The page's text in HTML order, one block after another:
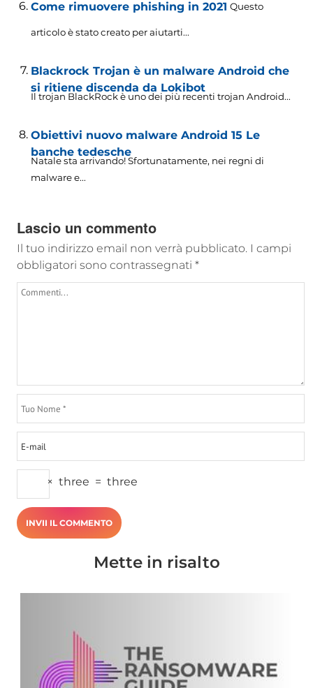
Come rimuovere phishing in 2021 Questo
articolo è stato creato per aiutarti...
Blackrock Trojan è un malware Android che
si ritiene discenda da Lokibot
Il trojan BlackRock è uno dei più recenti trojan Android...
Obiettivi nuovo malware Android 15 Le
banche tedesche
Natale sta arrivando! Sfortunatamente, nei regni di
malware e...
Lascio un commento
Il tuo indirizzo email non verrà pubblicato. I campi
obbligatori sono contrassegnati *
× three = three
Mette in risalto